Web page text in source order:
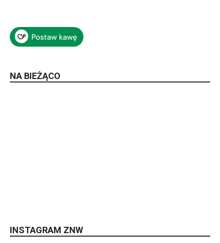
NA BIEŻĄCO
INSTAGRAM ZNW